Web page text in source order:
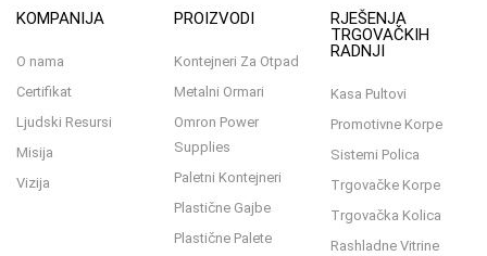
KOMPANIJA
O nama
Certifikat
Ljudski Resursi
Misija
Vizija
PROIZVODI
Kontejneri Za Otpad
Metalni Ormari
Omron Power
Supplies
Paletni Kontejneri
Plastične Gajbe
Plastične Palete
RJEŠENJA
TRGOVAČKIH
RADNJI
Kasa Pultovi
Promotivne Korpe
Sistemi Polica
Trgovačke Korpe
Trgovačka Kolica
Rashladne Vitrine